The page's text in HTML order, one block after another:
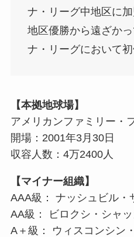
ナ・リーグ中地区に
地区優勝から遠ざか
ナ・リーグにおいて初
【本拠地球場】
アメリカンファミリー・
開場：2001年3月30日
収容人数：4万2400人
【マイナー組織】
AAA級： ナッシュビル・
AA級： ビロクシ・シャ
A＋級： ウィスコンシン